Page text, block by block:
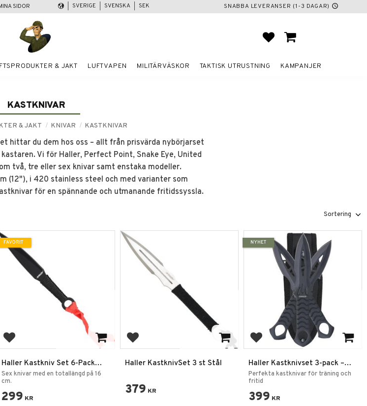
SIDOR SNABBA LEVERANSER (1-3 DAGAR) schedule
SVERIGE SVENSKA SEK
FAVORITER
KUNDVAGN
& JAKT LUFTVAPEN MILITÄRVÄSKOR TAKTISK UTRUSTNING KAMPANJER
KASTKNIVAR
& JAKT KNIVAR KASTKNIVAR
hittar du dem hos oss – allt från prisvärda nybörjarset
Vi för Haller, Perfect Point, Snake Eye, United
två, tre eller sex knivar samt enstaka modeller.
(12"), i 420 stainless steel och med varianter som
för en spännande och utmanande fritidssyssla.
Lägg till i favoriter
Haller Kastkniv Set 6-Pack
Svart
Sex knivar med en totallängd på 16
cm.
299 KR
FAVORIT
Lägg till i favoriter
Haller KastknivSet 3 st Stål
379 KR
Lägg till i favoriter
Haller Kastknivset 3-pack –
Svartbelagda Kastknivar
Perfekta kastknivar för träning och
fritid
399 KR
NYHET